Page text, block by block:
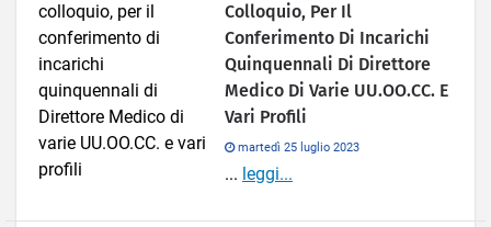
Colloquio, Per Il
Conferimento Di Incarichi
Quinquennali Di Direttore
Medico Di Varie UU.OO.CC. E
Vari Profili
martedì 25 luglio 2023
... leggi...